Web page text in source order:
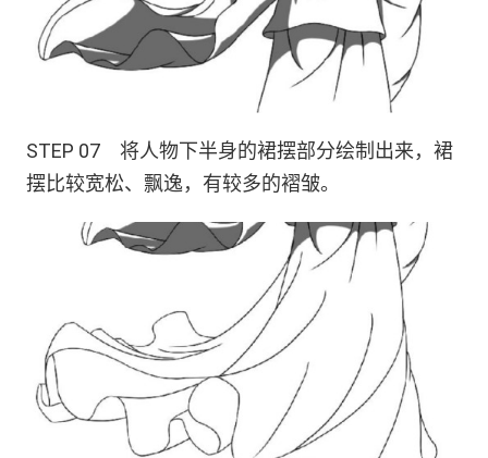
STEP 07 将人物下半身的裙摆部分绘制出来，裙
摆比较宽松、飘逸，有较多的褶皱。